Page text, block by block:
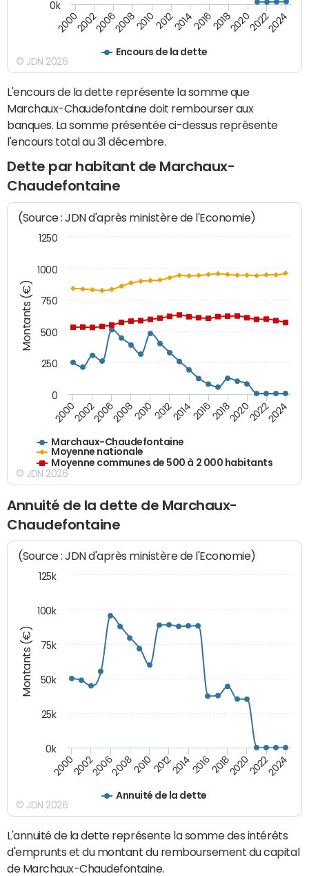
Encours de la dette
200020022006200820102012201420162018202020222024
0k
© JDN 2026
L'encours de la dette représente la somme que
Marchaux-Chaudefontaine doit rembourser aux
banques. La somme présentée ci-dessus représente
l'encours total au 31 décembre.
Dette par habitant de Marchaux-
Chaudefontaine
Montants (€)
(Source : JDN d'après ministère de l'Economie)
Marchaux-Chaudefontaine
Moyenne nationale
Moyenne communes de 500 à 2 000 habitants
200020022006200820102012201420162018202020222024
0
250
500
750
1000
1250
© JDN 2026
Annuité de la dette de Marchaux-
Chaudefontaine
Montants (€)
(Source : JDN d'après ministère de l'Economie)
Annuité de la dette
200020022006200820102012201420162018202020222024
0k
25k
50k
75k
100k
125k
© JDN 2026
L'annuité de la dette représente la somme des intérêts
d'emprunts et du montant du remboursement du capital
de Marchaux-Chaudefontaine.